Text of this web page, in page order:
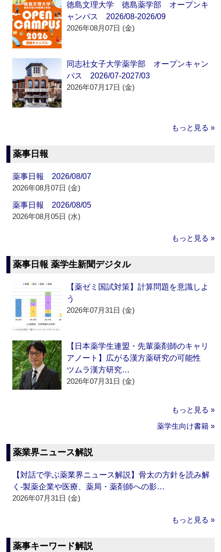
徳島文理大学 徳島薬学部 オープンキ
ャンパス 2026/08-2026/09
2026年08月07日 (金)
同志社女子大学薬学部 オープンキャン
パス 2026/07-2027/03
2026年07月17日 (金)
もっと見る »
薬事日報
薬事日報 2026/08/07
2026年08月07日 (金)
薬事日報 2026/08/05
2026年08月05日 (水)
もっと見る »
薬事日報 薬学生新聞デジタル
【薬ゼミ国試対策】計算問題を意識しよ
う
2026年07月31日 (金)
【日本薬学生連盟・先輩薬剤師のキャリ
アノート】広がる漢方薬研究の可能性
ツムラ漢方研究…
2026年07月31日 (金)
もっと見る »
薬学生向け書籍 »
薬業界ニュース解説
【対話で学ぶ薬業界ニュース解説】骨太の方針を読み解
く‐製薬企業や医療、薬局・薬剤師への影…
2026年07月31日 (金)
もっと見る »
薬事キーワード解説